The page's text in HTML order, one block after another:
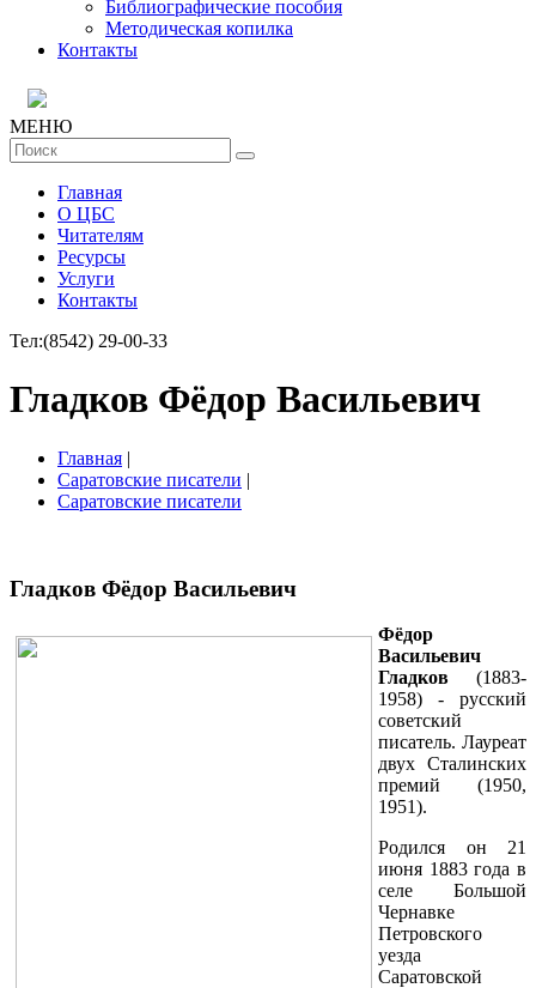
Библиографические пособия
Методическая копилка
Контакты
МЕНЮ
Главная
О ЦБС
Читателям
Ресурсы
Услуги
Контакты
Тел:(8542) 29-00-33
Гладков Фёдор Васильевич
Главная |
Саратовские писатели |
Саратовские писатели
Гладков Фёдор Васильевич
Фёдор
Васильевич
Гладков (1883-
1958) - русский
советский
писатель. Лауреат
двух Сталинских
премий (1950,
1951).
Родился он 21
июня 1883 года в
селе Большой
Чер­навке
Петровского
уезда
Саратовской